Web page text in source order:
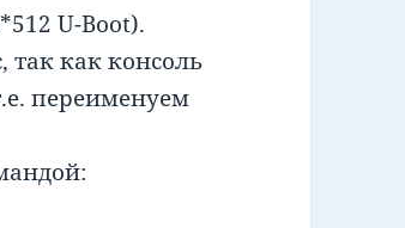
U-Boot).
так как консоль
переименуем